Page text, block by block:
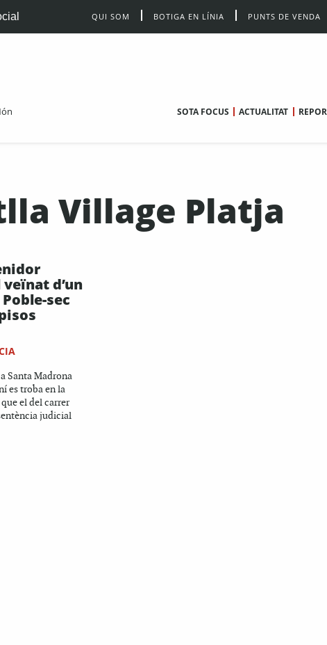
QUI SOM BOTIGA EN LÍNIA PUNTS DE VENDA
SOTA FOCUS ACTUALITAT
Village Platja
d’un
sec
Santa Madrona
es troba en la
el del carrer
judicial